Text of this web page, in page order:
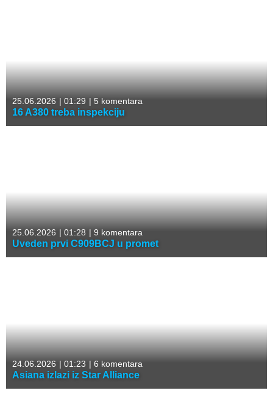
25.06.2026 | 01:29 | 5 komentara
16 A380 treba inspekciju
25.06.2026 | 01:28 | 9 komentara
Uveden prvi C909BCJ u promet
24.06.2026 | 01:23 | 6 komentara
Asiana izlazi iz Star Alliance